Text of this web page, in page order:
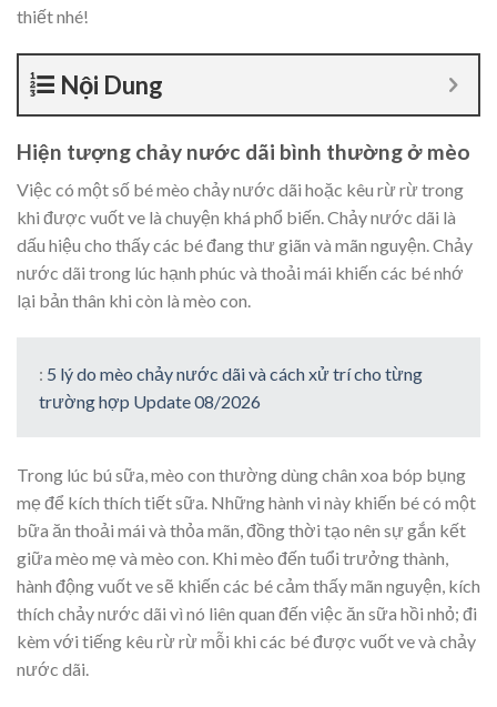
thiết nhé!
Nội Dung
Hiện tượng chảy nước dãi bình thường ở mèo
Việc có một số bé mèo chảy nước dãi hoặc kêu rừ rừ trong
khi được vuốt ve là chuyện khá phổ biến. Chảy nước dãi là
dấu hiệu cho thấy các bé đang thư giãn và mãn nguyện. Chảy
nước dãi trong lúc hạnh phúc và thoải mái khiến các bé nhớ
lại bản thân khi còn là mèo con.
: 5 lý do mèo chảy nước dãi và cách xử trí cho từng
trường hợp Update 08/2026
Trong lúc bú sữa, mèo con thường dùng chân xoa bóp bụng
mẹ để kích thích tiết sữa. Những hành vi này khiến bé có một
bữa ăn thoải mái và thỏa mãn, đồng thời tạo nên sự gắn kết
giữa mèo mẹ và mèo con. Khi mèo đến tuổi trưởng thành,
hành động vuốt ve sẽ khiến các bé cảm thấy mãn nguyện, kích
thích chảy nước dãi vì nó liên quan đến việc ăn sữa hồi nhỏ; đi
kèm với tiếng kêu rừ rừ mỗi khi các bé được vuốt ve và chảy
nước dãi.